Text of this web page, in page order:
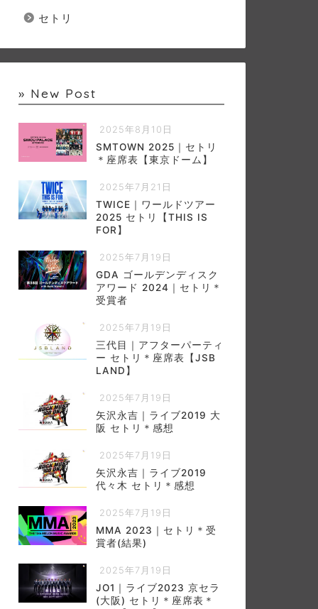
セトリ
» New Post
2025年8月10日
SMTOWN 2025｜セトリ
＊座席表【東京ドーム】
2025年7月21日
TWICE｜ワールドツアー
2025 セトリ【THIS IS
FOR】
2025年7月19日
GDA ゴールデンディスク
アワード 2024｜セトリ＊
受賞者
2025年7月19日
三代目｜アフターパーティ
ー セトリ＊座席表【JSB
LAND】
2025年7月19日
矢沢永吉｜ライブ2019 大
阪 セトリ＊感想
2025年7月19日
矢沢永吉｜ライブ2019
代々木 セトリ＊感想
2025年7月19日
MMA 2023｜セトリ＊受
賞者(結果)
2025年7月19日
JO1｜ライブ2023 京セラ
(大阪) セトリ＊座席表＊